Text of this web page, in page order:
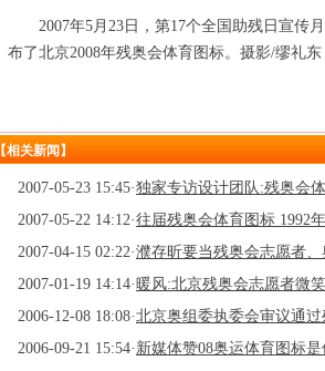
2007年5月23日，第17个全国助残日宣传
布了北京2008年残奥会体育图标。摄影/缪礼东
【相关新闻】
2007-05-23 15:45·独家专访设计团队:残奥会
2007-05-22 14:12·往届残奥会体育图标 1992
2007-04-15 02:22·濮存昕要当残奥会志愿者
2007-01-19 14:14·暖风:北京残奥会志愿者微
2006-12-08 18:08·北京奥组委执委会审议通
2006-09-21 15:54· 新媒体赞08奥运体育图标